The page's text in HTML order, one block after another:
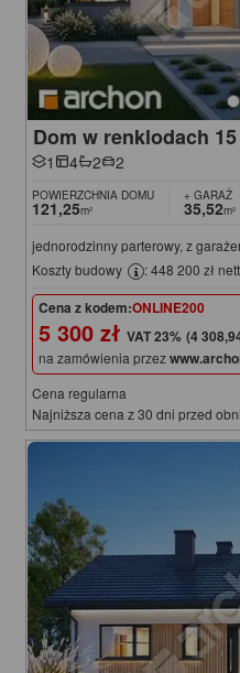
Dom w renklodach 15
1 4 2 2
POWIERZCHNIA DOMU
121,25m²
+ GARAŻ
35,52m²
jednorodzinny parterowy, z
Koszty budowy
: 448 200 zł
Cena z kodem:ONLINE200
5 300 zł (4
na zamówienia przez
Cena regularna
Najniższa cena z 30 dni przed